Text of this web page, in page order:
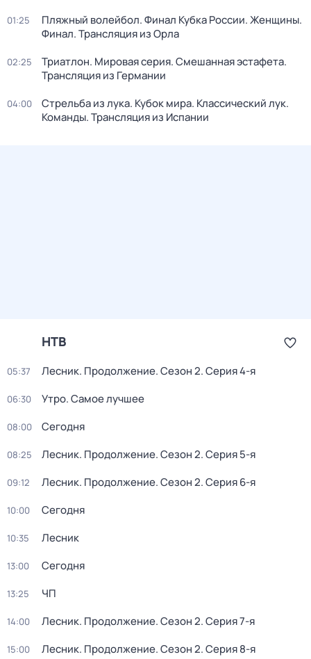
01:25
Пляжный волейбол. Финал Кубка России. Женщины.
Финал. Трансляция из Орла
02:25
Триатлон. Мировая серия. Смешанная эстафета.
Трансляция из Германии
04:00
Стрельба из лука. Кубок мира. Классический лук.
Команды. Трансляция из Испании
НТВ
05:37 Лесник. Продолжение. Сезон 2. Серия 4-я
06:30 Утро. Самое лучшее
08:00 Сегодня
08:25 Лесник. Продолжение. Сезон 2. Серия 5-я
09:12 Лесник. Продолжение. Сезон 2. Серия 6-я
10:00 Сегодня
10:35 Лесник
13:00 Сегодня
13:25 ЧП
14:00 Лесник. Продолжение. Сезон 2. Серия 7-я
15:00 Лесник. Продолжение. Сезон 2. Серия 8-я